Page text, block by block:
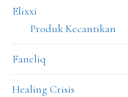
Elixxi
Produk Kecantikan
Faneliq
Healing Crisis